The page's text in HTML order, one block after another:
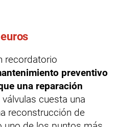
recordatorio
preventivo
una reparación
cuesta una
reconstrucción de